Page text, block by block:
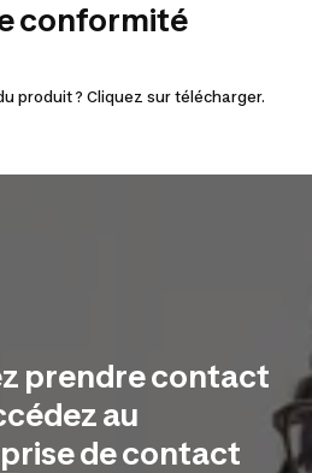
conformité
produit ? Cliquez sur télécharger.
prendre contact
au
de contact